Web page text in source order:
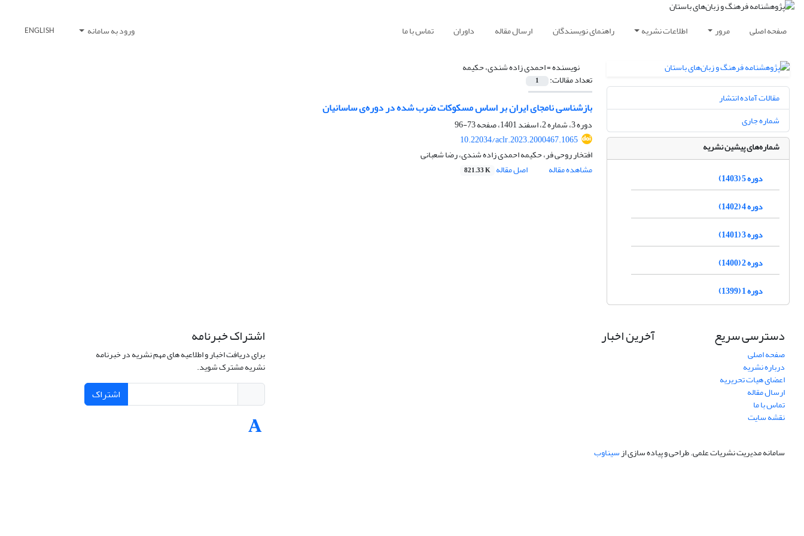
صفحه اصلی مرور اطلاعات نشریه راهنمای نویسندگان ارسال مقاله داوران تماس با ما ورود به سامانه ENGLISH
نویسنده =احمدی زاده شندی، حکیمه
تعداد مقالات: 1
بازشناسی نامجای ایران بر اساس مسکوکات ضرب شده در دوره‌ی ساسانیان
دوره 3، شماره 2، اسفند 1401، صفحه
73-96
10.22034/aclr.2023.2000467.1065
افتخار روحی فر، حکیمه احمدی زاده شندی، رضا شعبانی
مشاهده مقاله
اصل مقاله 821.33 K
مقالات آماده انتشار
شماره جاری
شماره‌های پیشین نشریه
دوره 5 (1403)
دوره 4 (1402)
دوره 3 (1401)
دوره 2 (1400)
دوره 1 (1399)
دسترسی سریع
صفحه اصلی
درباره نشریه
اعضای هیات تحریریه
ارسال مقاله
تماس با ما
نقشه سایت
آخرین اخبار اشتراک خبرنامه
برای دریافت اخبار و اطلاعیه های مهم نشریه در خبرنامه
نشریه مشترک شوید.
اشتراک
سامانه مدیریت نشریات علمی.طراحی و پیاده سازی ازسیناوب